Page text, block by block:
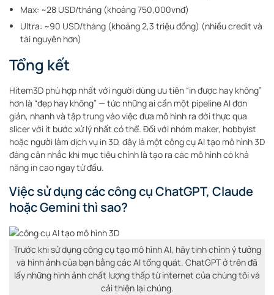
Max: ~28 USD/tháng (khoảng 750,000vnđ)
Ultra: ~90 USD/tháng (khoảng 2,3 triệu đồng) (nhiều credit và
tài nguyên hơn)
Tổng kết
Hitem3D phù hợp nhất với người dùng ưu tiên “in được hay không”
hơn là “đẹp hay không” — tức những ai cần một pipeline AI đơn
giản, nhanh và tập trung vào việc đưa mô hình ra đời thực qua
slicer với ít bước xử lý nhất có thể. Đối với nhóm maker, hobbyist
hoặc người làm dịch vụ in 3D, đây là một công cụ AI tạo mô hình 3D
đáng cân nhắc khi mục tiêu chính là tạo ra các mô hình có khả
năng in cao ngay từ đầu.
Việc sử dụng các công cụ ChatGPT, Claude
hoặc Gemini thì sao?
Trước khi sử dụng công cụ tạo mô hình AI, hãy tinh chỉnh ý tưởng
và hình ảnh của bạn bằng các AI tổng quát. ChatGPT ở trên đã
lấy những hình ảnh chất lượng thấp từ internet của chúng tôi và
cải thiện lại chúng.